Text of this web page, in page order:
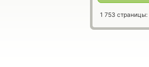
1 753 страницы: